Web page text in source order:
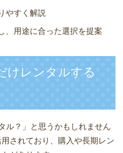
やすく解説
、用途に合った選択を提案
けレンタルする
ル？」と思うかもしれません
されており、購入や長期レン